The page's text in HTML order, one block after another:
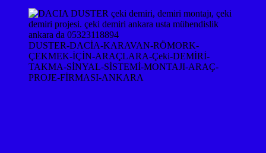
DUSTER-DACİA-KARAVAN-RÖMORK-
ÇEKMEK-İÇİN-ARAÇLARA-Çeki-DEMİRİ-
TAKMA-SİNYAL-SİSTEMİ-MONTAJI-ARAÇ-
PROJE-FİRMASI-ANKARA